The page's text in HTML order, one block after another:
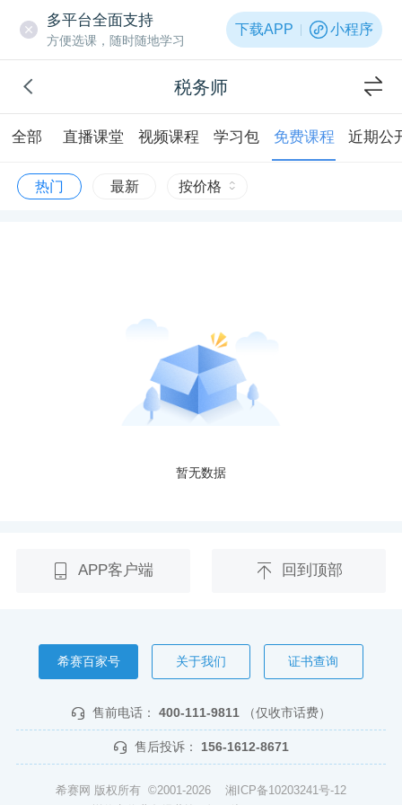
多平台全面支持
方便选课，随时随地学习
下载APP 小程序
税务师
全部 直播课堂 视频课程 学习包 免费课程 近期公
热门 最新 按价格
暂无数据
APP客户端 回到顶部
希赛百家号 关于我们 证书查询
售前电话： 400-111-9811 （仅收市话费）
售后投诉： 156-1612-8671
希赛网 版权所有 ©2001-2026 湘ICP备10203241号-12